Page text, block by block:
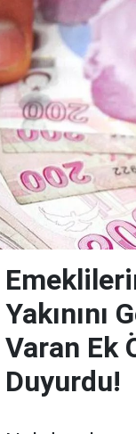
Yakınını
Varan Ek
Duyurdu!